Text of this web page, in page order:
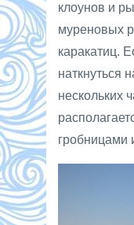
клоунов и
муреновых
каракатиц.
наткнуться
нескольких
гробницами